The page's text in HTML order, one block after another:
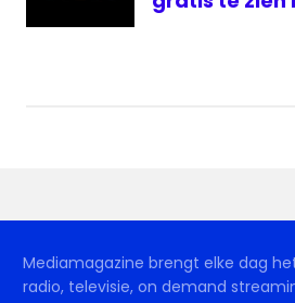
Mediamagazine brengt elke dag
radio, televisie, on demand